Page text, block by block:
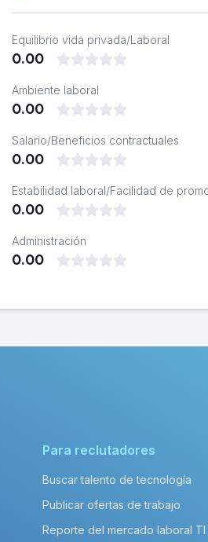
Equilibrio vida privada/Laboral
0.00
Ambiente laboral
0.00
Salario/Beneficios contractuales
0.00
Estabilidad laboral/Facilidad de
0.00
Administración
0.00
Para reclutadores
Buscar talento de tecnología
Publicar ofertas de trabajo
Reporte del mercado laboral TI